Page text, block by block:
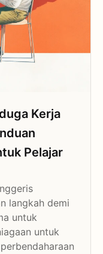
Kerja
Pelajar
langkah demi
untuk
untuk